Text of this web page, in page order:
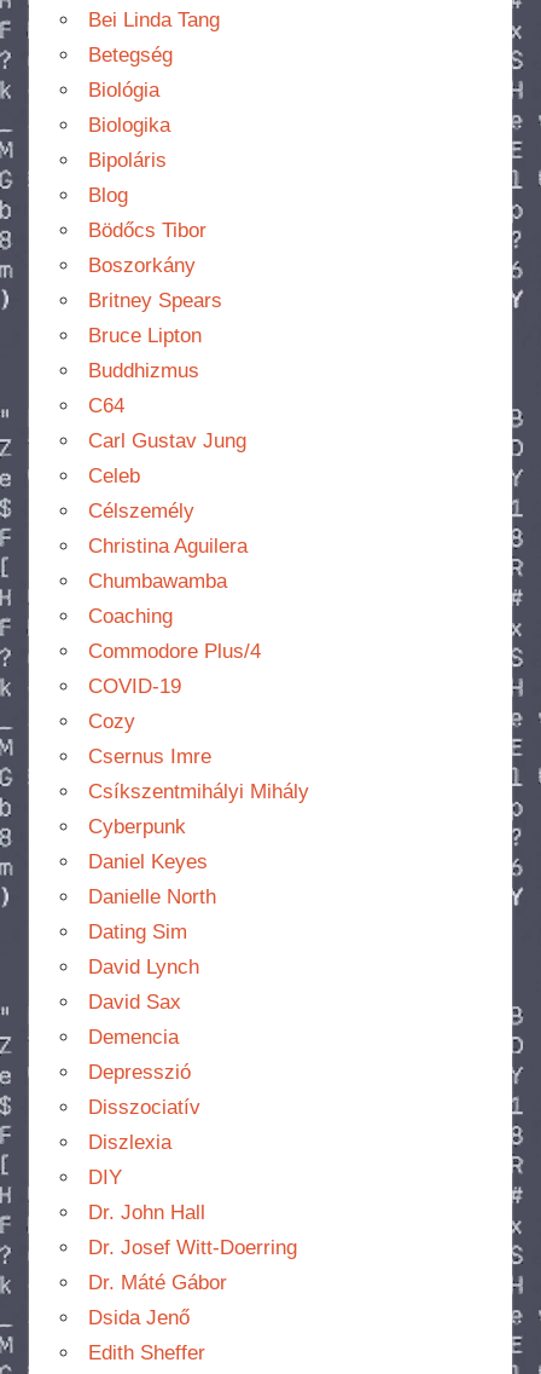
Bei Linda Tang
Betegség
Biológia
Biologika
Bipoláris
Blog
Bödőcs Tibor
Boszorkány
Britney Spears
Bruce Lipton
Buddhizmus
C64
Carl Gustav Jung
Celeb
Célszemély
Christina Aguilera
Chumbawamba
Coaching
Commodore Plus/4
COVID-19
Cozy
Csernus Imre
Csíkszentmihályi Mihály
Cyberpunk
Daniel Keyes
Danielle North
Dating Sim
David Lynch
David Sax
Demencia
Depresszió
Disszociatív
Diszlexia
DIY
Dr. John Hall
Dr. Josef Witt-Doerring
Dr. Máté Gábor
Dsida Jenő
Edith Sheffer